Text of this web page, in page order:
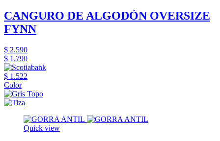
CANGURO DE ALGODÓN OVERSIZE
FYNN
$ 2.590
$ 1.790
$ 1.522
Color
Quick view